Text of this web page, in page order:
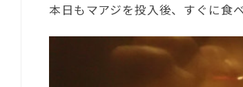
本日もマアジを投入後、すぐに食